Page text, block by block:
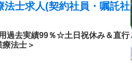
法士求人(契約社員・嘱託社
過去実績99％☆土日祝休み＆直行
法士＞